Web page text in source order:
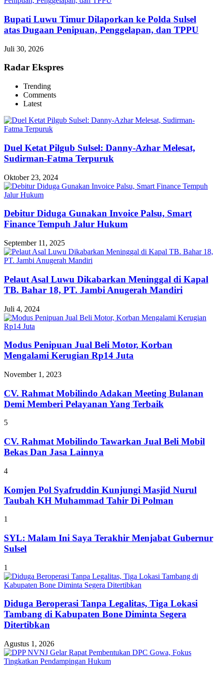
Bupati Luwu Timur Dilaporkan ke Polda Sulsel
atas Dugaan Penipuan, Penggelapan, dan TPPU
Juli 30, 2026
Radar Ekspres
Trending
Comments
Latest
Duel Ketat Pilgub Sulsel: Danny-Azhar Melesat,
Sudirman-Fatma Terpuruk
Oktober 23, 2024
Debitur Diduga Gunakan Invoice Palsu, Smart
Finance Tempuh Jalur Hukum
September 11, 2025
Pelaut Asal Luwu Dikabarkan Meninggal di Kapal
TB. Bahar 18, PT. Jambi Anugerah Mandiri
Juli 4, 2024
Modus Penipuan Jual Beli Motor, Korban
Mengalami Kerugian Rp14 Juta
November 1, 2023
CV. Rahmat Mobilindo Adakan Meeting Bulanan
Demi Memberi Pelayanan Yang Terbaik
5
CV. Rahmat Mobilindo Tawarkan Jual Beli Mobil
Bekas Dan Jasa Lainnya
4
Komjen Pol Syafruddin Kunjungi Masjid Nurul
Taubah KH Muhammad Tahir Di Polman
1
SYL: Malam Ini Saya Terakhir Menjabat Gubernur
Sulsel
1
Diduga Beroperasi Tanpa Legalitas, Tiga Lokasi
Tambang di Kabupaten Bone Diminta Segera
Ditertibkan
Agustus 1, 2026